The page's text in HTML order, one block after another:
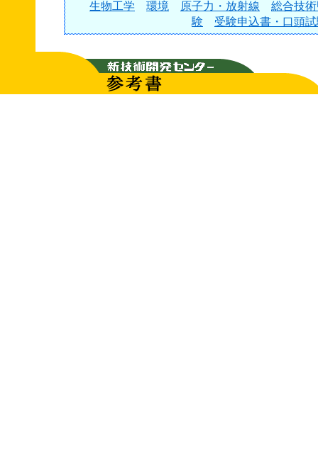
生物工学 環境 原子力・放射線
総合技
験
受験申込書・口頭